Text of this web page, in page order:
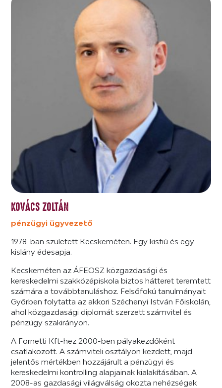
KOVÁCS ZOLTÁN
pénzügyi ügyvezető
1978-ban született Kecskeméten. Egy kisfiú és egy
kislány édesapja.
Kecskeméten az ÁFEOSZ közgazdasági és
kereskedelmi szakközépiskola biztos hátteret teremtett
számára a továbbtanuláshoz. Felsőfokú tanulmányait
Győrben folytatta az akkori Széchenyi István Főiskolán,
ahol közgazdasági diplomát szerzett számvitel és
pénzügy szakirányon.
A Fornetti Kft-hez 2000-ben pályakezdőként
csatlakozott. A számviteli osztályon kezdett, majd
jelentős mértékben hozzájárult a pénzügyi és
kereskedelmi kontrolling alapjainak kialakításában. A
2008-as gazdasági világválság okozta nehézségek